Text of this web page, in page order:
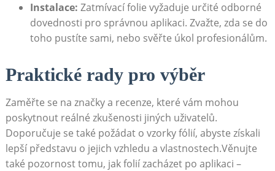
Instalace: Zatmívací folie vyžaduje ‌určité ⁢odborné
dovednosti pro správnou‌ aplikaci. Zvažte, zda se do
toho​ pustíte sami, nebo svěřte úkol profesionálům.
Praktické rady pro výběr
Zaměřte se na značky a ​recenze, které ​vám mohou
poskytnout reálné zkušenosti jiných‍ uživatelů.
Doporučuje se také požádat o vzorky fólií, abyste získali
lepší ⁤představu o‍ jejich vzhledu a ​vlastnostech.Věnujte
také pozornost tomu, jak folií zacházet⁢ po aplikaci –